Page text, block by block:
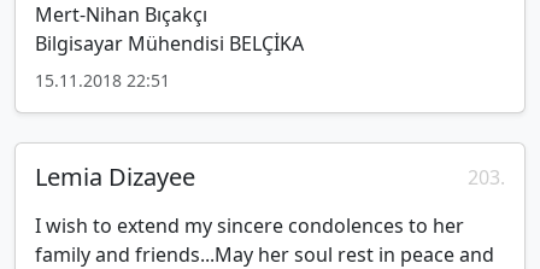
Mert-Nihan Bıçakçı
Bilgisayar Mühendisi BELÇİKA
15.11.2018 22:51
Lemia Dizayee
203.
I wish to extend my sincere condolences to her
family and friends...May her soul rest in peace and